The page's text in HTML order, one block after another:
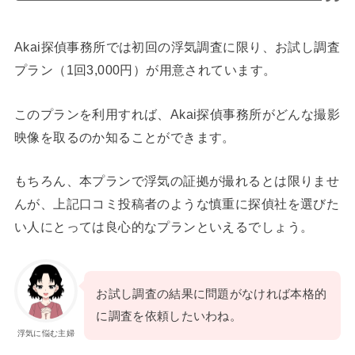
Akai探偵事務所では初回の浮気調査に限り、お試し調査
プラン（1回3,000円）が用意されています。
このプランを利用すれば、Akai探偵事務所がどんな撮影
映像を取るのか知ることができます。
もちろん、本プランで浮気の証拠が撮れるとは限りませ
んが、上記口コミ投稿者のような慎重に探偵社を選びた
い人にとっては良心的なプランといえるでしょう。
浮気に悩む主婦
お試し調査の結果に問題がなければ本格的
に調査を依頼したいわね。